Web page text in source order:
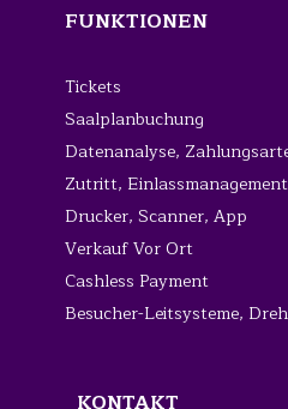
FUNKTIONEN
Tickets
Saalplanbuchung
Datenanalyse,
Zutritt, Einlassmanag
Drucker, Scanner, App
Verkauf Vor Ort
Cashless Payment
Besucher-Leitsysteme,